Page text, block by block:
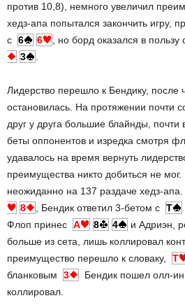
против 10,8), немного увеличил
хедз-апа попытался закончить игру,
с 6 6 , но борд оказался в пользу
3
Лидерство перешло к Бендику, после
остановилась. На протяжении почти
друг у друга большие блайнды, почти
беты оппонентов и изредка смотря
удавалось на время вернуть
преимущества никто добиться не мог.
неожиданно на 137 раздаче хедз-
8
, Бендик ответил 3-бетом с T
Флоп принес A 8 4
и Адриэн,
больше из сета, лишь коллировал
преимущество перешло к словаку, T
бланковым 3
Бендик пошел олл-
коллировал.